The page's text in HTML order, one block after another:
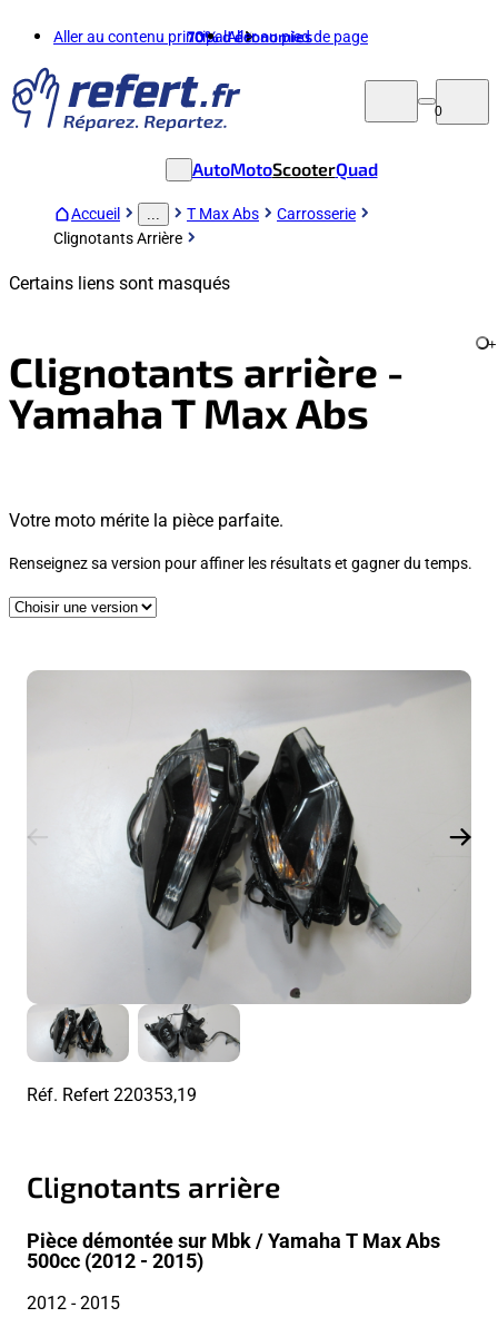
Aller au contenu principalAller au pied de page
70%d'économies
0
AutoMotoScooterQuad
Accueil T Max Abs
Carrosserie
Clignotants Arrière
Certains liens sont masqués
Clignotants arrière -
Yamaha T Max Abs
+
Votre moto mérite la pièce parfaite.
Renseignez sa version pour affiner les résultats et gagner du temps.
Réf. Refert220353,19
Clignotants arrière
Pièce démontée sur Mbk / Yamaha T Max Abs
500cc (2012 - 2015)
2012 - 2015